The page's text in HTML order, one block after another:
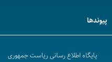
پیوندها
پایگاه اطلاع رسانی ریاست جمهوری